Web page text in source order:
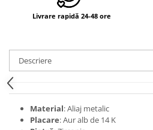
Livrare rapidă 24-48 ore
Descriere
Material: Aliaj metalic
Placare: Aur alb de 14 K